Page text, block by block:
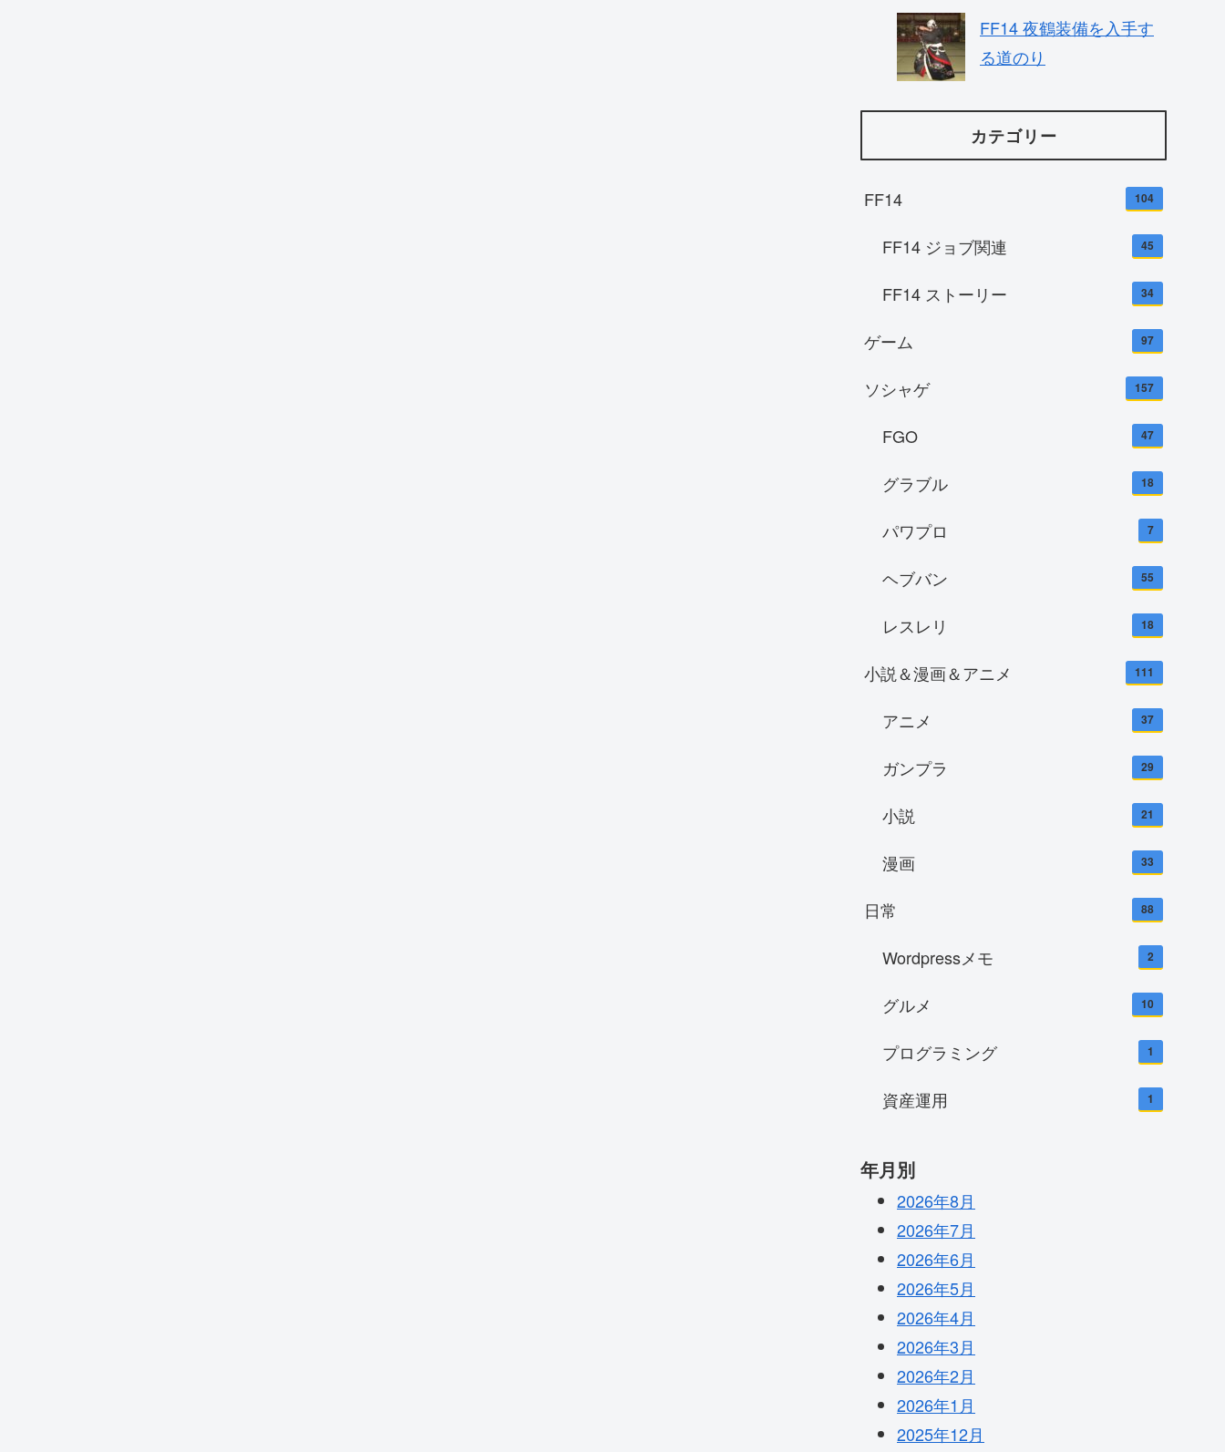
FF14 夜鶴装備を入手す
る道のり
カテゴリー
FF14 104
FF14 ジョブ関連 45
FF14 ストーリー 34
ゲーム 97
ソシャゲ 157
FGO 47
グラブル 18
パワプロ 7
ヘブバン 55
レスレリ 18
小説＆漫画＆アニメ 111
アニメ 37
ガンプラ 29
小説 21
漫画 33
日常 88
Wordpressメモ 2
グルメ 10
プログラミング 1
資産運用 1
年月別
2026年8月
2026年7月
2026年6月
2026年5月
2026年4月
2026年3月
2026年2月
2026年1月
2025年12月